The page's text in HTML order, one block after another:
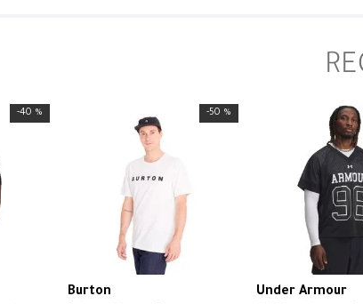
-40 % -50 %
Burton
Under Armour